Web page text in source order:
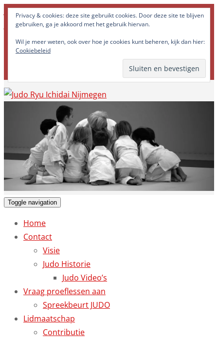
Judo Ryu Ichidai Nijmegen - Alle potentiële krachten in
jezelf optimaal tot ontwikkeling brengen!
Toggle navigation
Home
Contact
Visie
Judo Historie
Judo Video’s
Vraag proeflessen aan
Spreekbeurt JUDO
Lidmaatschap
Contributie
Privacy & cookies: deze site gebruikt cookies. Door deze site te blijven
gebruiken, ga je akkoord met het gebruik hiervan.
Wil je meer weten, ook over hoe je cookies kunt beheren, kijk dan hier:
Cookiebeleid